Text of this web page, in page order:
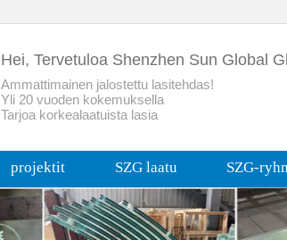
Hei, Tervetuloa Shenzhen Sun Global
Ammattimainen jalostettu lasitehdas!
Yli 20 vuoden kokemuksella
Tarjoa korkealaatuista lasia
projektit SZG laatu SZG-